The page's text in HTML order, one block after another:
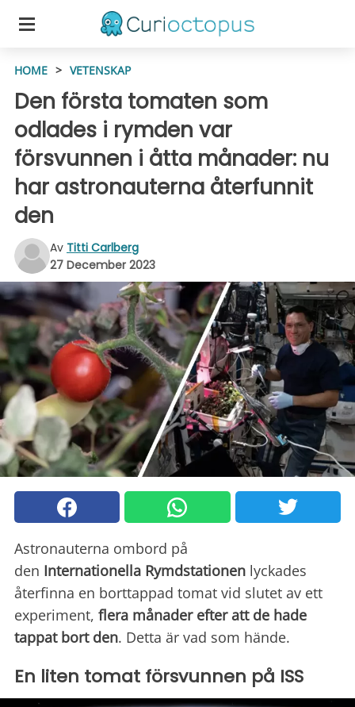
HOME > VETENSKAP
Den första tomaten som
odlades i rymden var
försvunnen i åtta månader: nu
har astronauterna återfunnit
den
Av Titti Carlberg
27 December 2023
Astronauterna ombord på
den Internationella Rymdstationen lyckades
återfinna en borttappad tomat vid slutet av ett
experiment, flera månader efter att de hade
tappat bort den. Detta är vad som hände.
En liten tomat försvunnen på ISS